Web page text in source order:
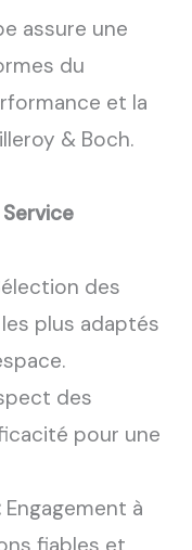
assure une
du
et la
& Boch.
des
plus adaptés
des
pour une
Engagement à
fiables et